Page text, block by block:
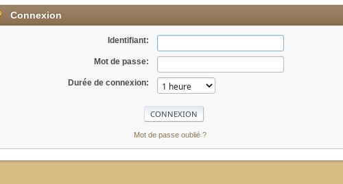
Connexion
Identifiant:
Mot de passe:
Durée de connexion:
Mot de passe oublié ?